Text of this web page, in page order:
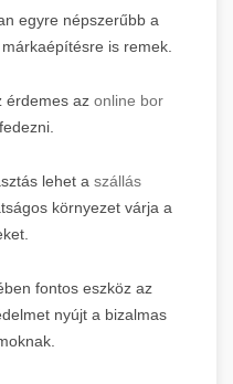
egyre népszerűbb a
márkaépítésre is remek.
érdemes az online bor
lehet a szállás
környezet várja a
fontos eszköz az
nyújt a bizalmas